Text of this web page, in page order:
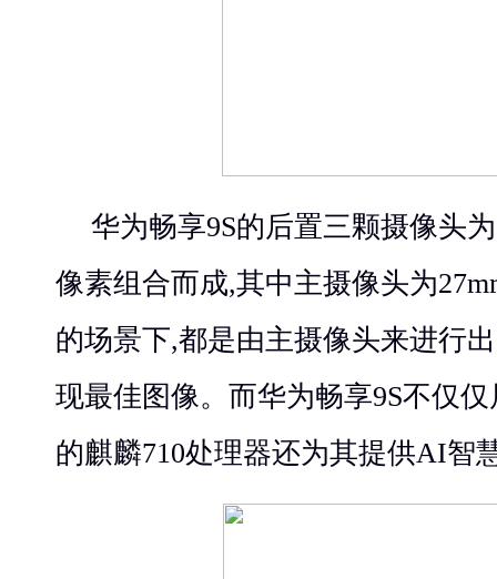
华为畅享9S的后置三颗摄像头
像素组合而成,其中主摄像头为
的场景下,都是由主摄像头来进行
现最佳图像。而华为畅享9S不仅
的麒麟710处理器还为其提供AI智